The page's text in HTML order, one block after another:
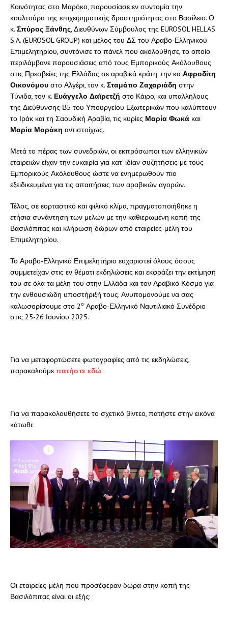
Κοινότητας στο Μαρόκο, παρουσίασε εν συντομία την
κουλτούρα της επιχειρηματικής δραστηριότητας στο Βασίλειο. Ο
κ. Σπύρος Ξάνθης , Διευθύνων Σύμβουλος της EUROSOL HELLAS
S.A. (EUROSOL GROUP) και μέλος του ΔΣ του Αραβο-Ελληνικού
Επιμελητηρίου, συντόνισε το πάνελ που ακολούθησε, το οποίο
περιλάμβανε παρουσιάσεις από τους Εμπορικούς Ακόλουθους
στις Πρεσβείες της Ελλάδας σε αραβικά κράτη: την κα Αφροδίτη
Οικονόμου στο Αλγέρι, τον κ. Σταμάτιο Ζαχαριάδη στην
Τύνιδα, τον κ. Ευάγγελο Δαϊρετζή στο Κάιρο, και υπαλλήλους
της Διεύθυνσης Β5 του Υπουργείου Εξωτερικών που καλύπτουν
το Ιράκ και τη Σαουδική Αραβία, τις κυρίες Μαρία Φωκά και
Μαρία Μοράκη αντιστοίχως.
Μετά το πέρας των συνεδριών, οι εκπρόσωποι των ελληνικών
εταιρειών είχαν την ευκαιρία για κατ’ ιδίαν συζητήσεις με τους
Εμπορικούς Ακόλουθους ώστε να ενημερωθούν πιο
εξειδικευμένα για τις απαιτήσεις των αραβικών αγορών.
Τέλος, σε εορταστικό και φιλικό κλίμα, πραγματοποιήθηκε η
ετήσια συνάντηση των μελών με την καθιερωμένη κοπή της
Βασιλόπιτας και κλήρωση δώρων από εταιρείες-μέλη του
Επιμελητηρίου.
Το Αραβο-Ελληνικό Επιμελητήριο ευχαριστεί όλους όσους
συμμετείχαν στις εν θέματι εκδηλώσεις και εκφράζει την εκτίμησή
του σε όλα τα μέλη του στην Ελλάδα και τον Αραβικό Κόσμο για
την ενθουσιώδη υποστήριξή τους. Ανυπομονούμε να σας
καλωσορίσουμε στο 2ο Αραβο-Ελληνικό Ναυτιλιακό Συνέδριο
στις 25-26 Ιουνίου 2025.
Για να μεταφορτώσετε φωτογραφίες από τις εκδηλώσεις,
παρακαλούμε πατήστε εδώ.
Για να παρακολουθήσετε το σχετικό βίντεο, πατήστε στην εικόνα
κάτωθι:
Οι εταιρείες-μέλη που προσέφεραν δώρα στην κοπή της
Βασιλόπιτας είναι οι εξής: